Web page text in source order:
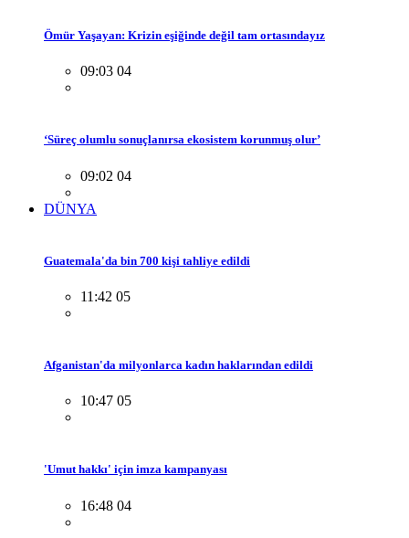
Ömür Yaşayan: Krizin eşiğinde değil tam ortasındayız
09:03 04
‘Süreç olumlu sonuçlanırsa ekosistem korunmuş olur’
09:02 04
DÜNYA
Guatemala'da bin 700 kişi tahliye edildi
11:42 05
Afganistan'da milyonlarca kadın haklarından edildi
10:47 05
'Umut hakkı' için imza kampanyası
16:48 04